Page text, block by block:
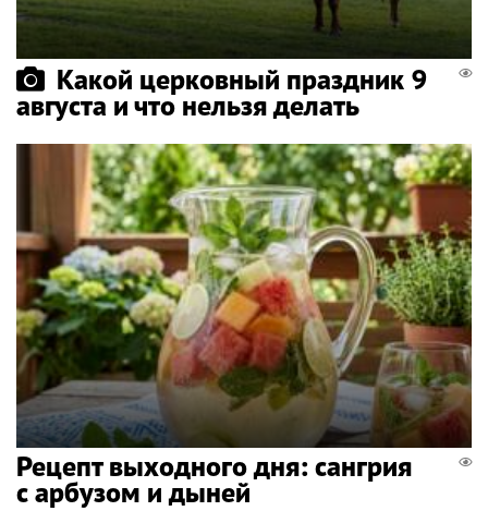
Какой церковный праздник 9
августа и что нельзя делать
Рецепт выходного дня: сангрия
с арбузом и дыней